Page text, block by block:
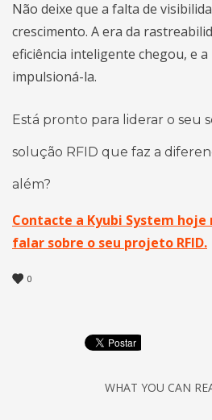
Não deixe que a falta de
crescimento. A era da
eficiência inteligente chegou, e a
impulsioná-la.
Está pronto para liderar o seu
solução RFID que faz a
além?
Contacte a Kyubi System hoje
falar sobre o seu projeto RFID.
0
WHAT YOU CAN